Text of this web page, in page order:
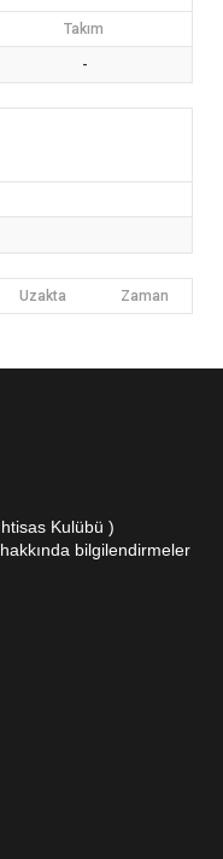
Takım
-
Uzakta Zaman
Kulübü )
bilgilendirmeler